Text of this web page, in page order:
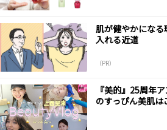
肌が健やかにな
入れる近道
（PR）
『美的』25周年
のすっぴん美肌は